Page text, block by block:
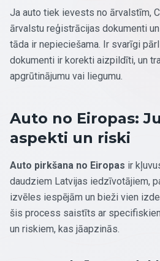
Ja auto tiek ievests no ārvalstīm,
ārvalstu reģistrācijas dokumenti
tāda ir nepieciešama. Ir svarīgi
dokumenti ir korekti aizpildīti, un
apgrūtinājumu vai liegumu.
Auto no Eiropas:
aspekti un riski
Auto pirkšana no Eiropas ir
daudziem Latvijas iedzīvotājiem,
izvēles iespējām un bieži vien
šis process saistīts ar
un riskiem, kas jāapzinās.